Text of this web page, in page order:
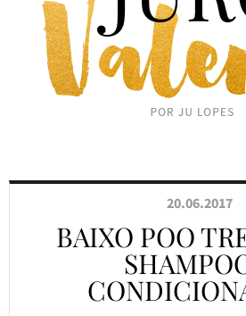
20.06.2017
BAIXO POO